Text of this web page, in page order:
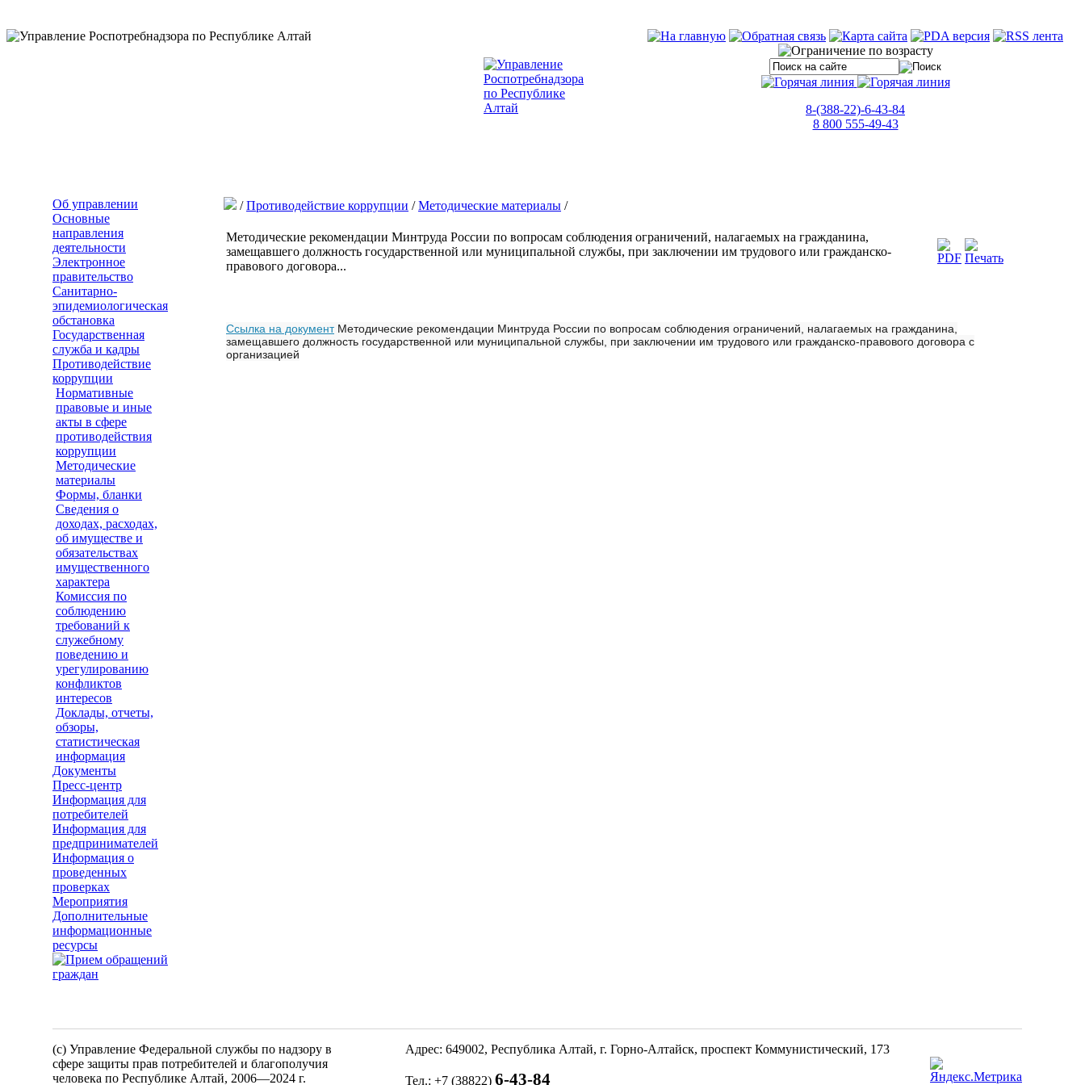
8-(388-22)-6-43-84
8 800 555-49-43
Об управлении
Основные
направления
деятельности
Электронное
правительство
Санитарно-
эпидемиологическая
обстановка
Государственная
служба и кадры
Противодействие
коррупции
Нормативные
правовые и иные
акты в сфере
противодействия
коррупции
Методические
материалы
Формы, бланки
Сведения о
доходах, расходах,
об имуществе и
обязательствах
имущественного
характера
Комиссия по
соблюдению
требований к
служебному
поведению и
урегулированию
конфликтов
интересов
Доклады, отчеты,
обзоры,
статистическая
информация
Документы
Пресс-центр
Информация для
потребителей
Информация для
предпринимателей
Информация о
проведенных
проверках
Мероприятия
Дополнительные
информационные
ресурсы
/Противодействие коррупции /Методические материалы /
Методические рекомендации Минтруда России по вопросам соблюдения ограничений, налагаемых на гражданина,
замещавшего должность государственной или муниципальной службы, при заключении им трудового или гражданско-
правового договора...
Ссылка на документ Методические рекомендации Минтруда России по вопросам соблюдения ограничений, налагаемых на гражданина,
замещавшего должность государственной или муниципальной службы, при заключении им трудового или гражданско-правового договора с
организацией
(c) Управление Федеральной службы по надзору в
сфере защиты прав потребителей и благополучия
человека по Республике Алтай, 2006—2024 г.
Адрес: 649002, Республика Алтай, г. Горно-Алтайск, проспект Коммунистический, 173
Тел.: +7 (38822) 6-43-84